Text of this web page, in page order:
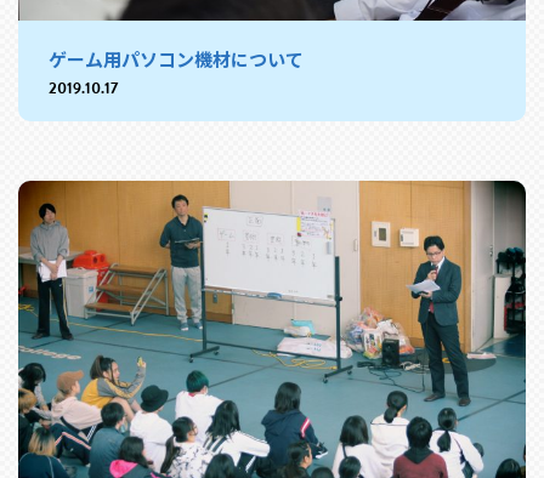
ゲーム用パソコン機材について
2019.10.17